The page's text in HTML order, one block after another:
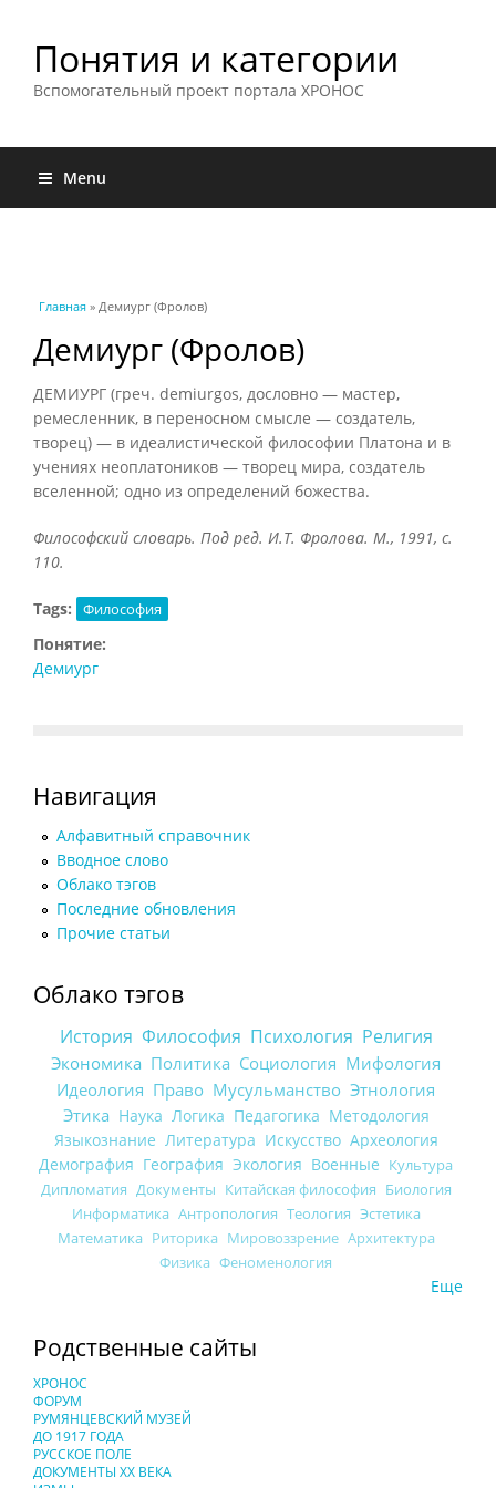
Понятия и категории
Вспомогательный проект портала ХРОНОС
Menu
Вы здесь
Главная » Демиург (Фролов)
Демиург (Фролов)
ДЕМИУРГ (греч. demiurgos, дословно — мастер,
ремесленник, в переносном смысле — создатель,
творец) — в идеалистической философии Платона и в
учениях неоплатоников — творец мира, создатель
вселенной; одно из определений божества.
Философский словарь. Под ред. И.Т. Фролова. М., 1991, с.
110.
Tags: Философия
Понятие:
Демиург
Навигация
Алфавитный справочник
Вводное слово
Облако тэгов
Последние обновления
Прочие статьи
Облако тэгов
История Философия Психология Религия
Экономика Политика Социология Мифология
Идеология Право Мусульманство Этнология
Этика Наука Логика Педагогика Методология
Языкознание Литература Искусство Археология
Демография География Экология Военные Культура
Дипломатия Документы Китайская философия Биология
Информатика Антропология Теология Эстетика
Математика Риторика Мировоззрение Архитектура
Физика Феноменология
Еще
Родственные сайты
ХРОНОС
ФОРУМ
РУМЯНЦЕВСКИЙ МУЗЕЙ
ДО 1917 ГОДА
РУССКОЕ ПОЛЕ
ДОКУМЕНТЫ XX ВЕКА